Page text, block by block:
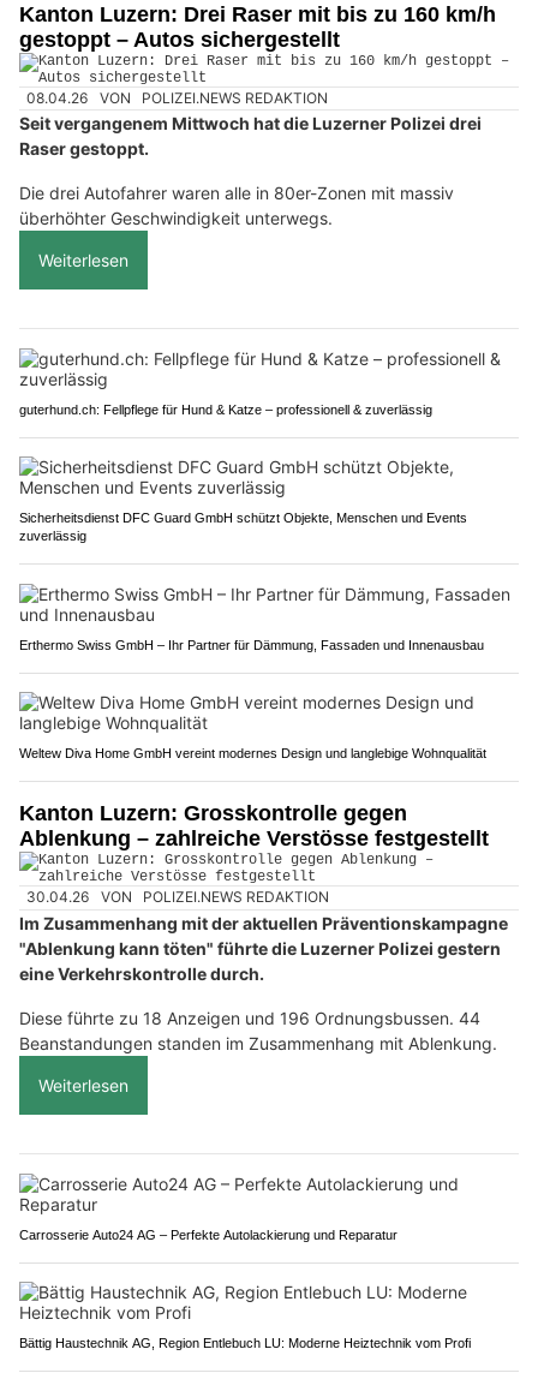
Kanton Luzern: Drei Raser mit bis zu 160 km/h
gestoppt – Autos sichergestellt
08.04.26 VON POLIZEI.NEWS REDAKTION
Seit vergangenem Mittwoch hat die Luzerner Polizei drei
Raser gestoppt.
Die drei Autofahrer waren alle in 80er-Zonen mit massiv
überhöhter Geschwindigkeit unterwegs.
Weiterlesen
guterhund.ch: Fellpflege für Hund & Katze – professionell & zuverlässig
Sicherheitsdienst DFC Guard GmbH schützt Objekte, Menschen und Events
zuverlässig
Erthermo Swiss GmbH – Ihr Partner für Dämmung, Fassaden und Innenausbau
Weltew Diva Home GmbH vereint modernes Design und langlebige Wohnqualität
Kanton Luzern: Grosskontrolle gegen
Ablenkung – zahlreiche Verstösse festgestellt
30.04.26 VON POLIZEI.NEWS REDAKTION
Im Zusammenhang mit der aktuellen Präventionskampagne
"Ablenkung kann töten" führte die Luzerner Polizei gestern
eine Verkehrskontrolle durch.
Diese führte zu 18 Anzeigen und 196 Ordnungsbussen. 44
Beanstandungen standen im Zusammenhang mit Ablenkung.
Weiterlesen
Carrosserie Auto24 AG – Perfekte Autolackierung und Reparatur
Bättig Haustechnik AG, Region Entlebuch LU: Moderne Heiztechnik vom Profi